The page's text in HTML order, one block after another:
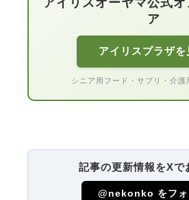
ア
アイリスプラザを
シニア用フード・サプリ・介護
記事の更新情報をXで
@nekonko をフォ